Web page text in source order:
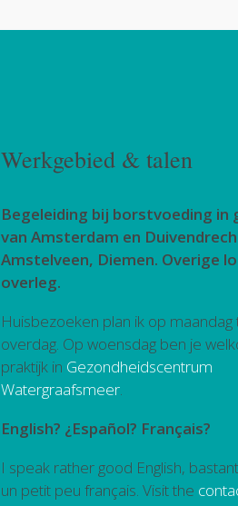
Werkgebied & talen
Begeleiding bij borstvoeding in
van Amsterdam en
Amstelveen, Diemen. Overige
overleg.
Huisbezoeken plan ik op maandag
overdag. Op woensdag ben je
praktijk in Gezondheidscentrum
Watergraafsmeer.
English? ¿Español? Français?
I speak rather good English,
un petit peu français. Visit the